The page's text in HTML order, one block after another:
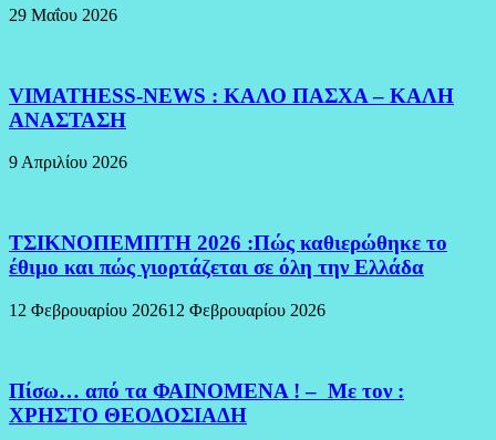
29 Μαΐου 2026
VIMATHESS-NEWS : ΚΑΛΟ ΠΑΣΧΑ – ΚΑΛΗ
ΑΝΑΣΤΑΣΗ
9 Απριλίου 2026
ΤΣΙΚΝΟΠΕΜΠΤΗ 2026 :Πώς καθιερώθηκε το
έθιμο και πώς γιορτάζεται σε όλη την Ελλάδα
12 Φεβρουαρίου 202612 Φεβρουαρίου 2026
Πίσω… από τα ΦΑΙΝΟΜΕΝΑ ! – Με τον :
ΧΡΗΣΤΟ ΘΕΟΔΟΣΙΑΔΗ